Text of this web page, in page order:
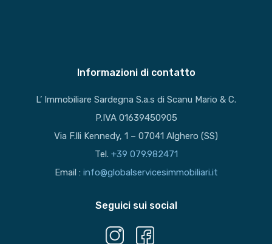
Informazioni di contatto
L’ Immobiliare Sardegna S.a.s di Scanu Mario & C.
P.IVA 01639450905
Via F.lli Kennedy, 1 – 07041 Alghero (SS)
Tel. +39 079.982471
Email : info@globalservicesimmobiliari.it
Seguici sui social